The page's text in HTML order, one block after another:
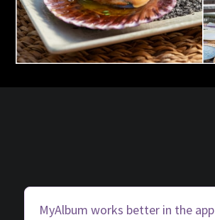
MyAlbum works better in the app